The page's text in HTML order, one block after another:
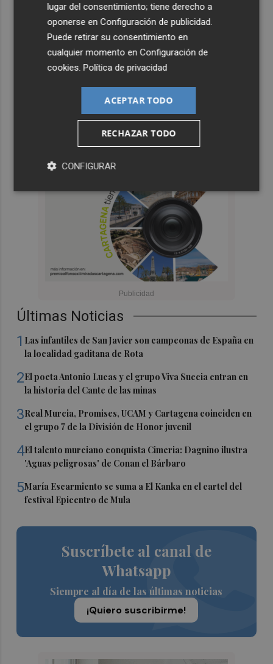
Últimas Noticias
1 Las infantiles de San Javier son campeonas de España en
la localidad gaditana de Rota
2El poeta Antonio Lucas y el grupo Viva Suecia entran en
la historia del Cante de las minas
3Real Murcia, Promises, UCAM y Cartagena coinciden en
el grupo 7 de la División de Honor juvenil
4El talento murciano conquista Cimeria: Dagnino ilustra
'Aguas peligrosas' de Conan el Bárbaro
5María Escarmiento se suma a El Kanka en el cartel del
festival Epicentro de Mula
Suscríbete al canal de
Whatsapp
Siempre al día de las últimas noticias
¡Quiero suscribirme!
lugar del consentimiento; tiene derecho a
oponerse enConfiguración de publicidad.
Puede retirar su consentimiento en
cualquier momento enConfiguración de
cookies.Política de privacidad
ACEPTAR TODO
RECHAZAR TODO
CONFIGURAR